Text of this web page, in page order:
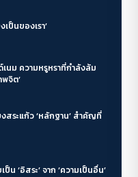
ป็นของเรา’
ำลังล้ม
จิต’
สระแก้ว ‘หลักฐาน’ สำคัญที่
น ‘อิสระ’ จาก ‘ความเป็นอื่น’